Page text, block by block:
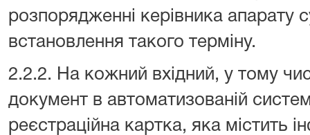
розпорядженні керівника апарату
встановлення такого терміну.
2.2.2. На кожний вхідний, у тому
документ в автоматизованій
реєстраційна картка, яка містить